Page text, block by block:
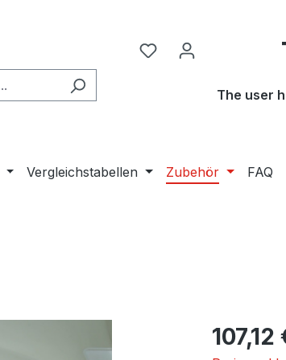
The user
Vergleichstabellen Zubehör FAQ
Regulärer
107,12